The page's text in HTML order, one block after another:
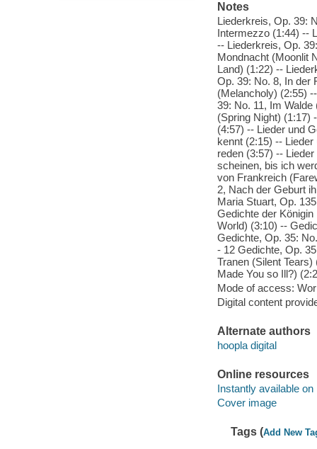
Notes
Liederkreis, Op. 39:
Intermezzo (1:44) --
-- Liederkreis, Op.
Mondnacht (Moonlit
Land) (1:22) --
Op. 39: No. 8, In der
(Melancholy) (2:55)
39: No. 11, Im
(Spring Night) (1:17)
(4:57) -- Lieder und
kennt (2:15) --
reden (3:57) --
scheinen, bis ich
von Frankreich
2, Nach der Geburt
Maria Stuart, Op.
Gedichte der
World) (3:10) --
Gedichte, Op. 35:
- 12 Gedichte, Op.
Tranen (Silent
Made You so Ill?)
Mode of access:
Digital content
Alternate authors
hoopla digital
Online resources
Instantly available on
Cover image
Tags (Add New